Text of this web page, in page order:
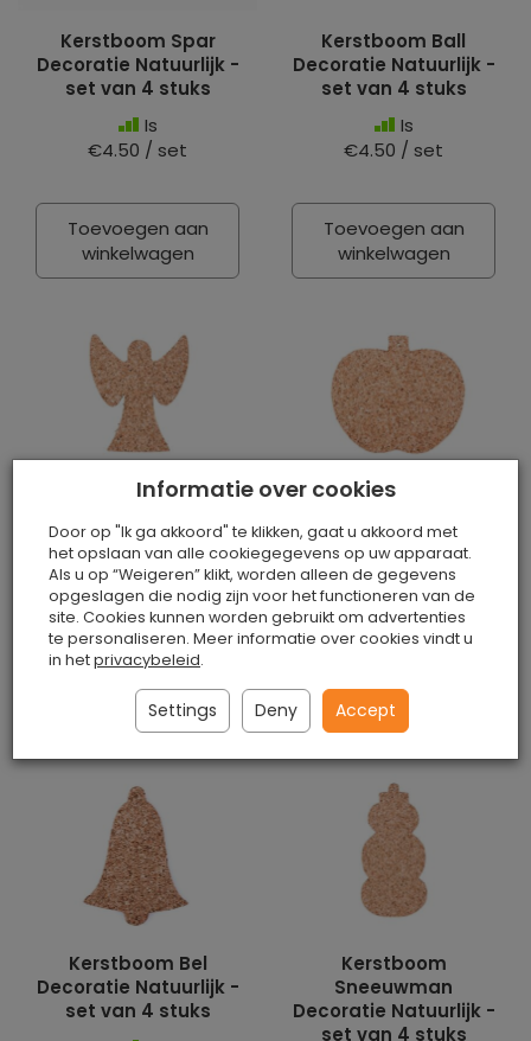
Kerstboom Spar
Decoratie Natuurlijk -
set van 4 stuks
Is
€4.50 / set
Toevoegen aan
winkelwagen
Kerstboom Ball
Decoratie Natuurlijk -
set van 4 stuks
Is
€4.50 / set
Toevoegen aan
winkelwagen
Kerstboom Engel
Decoratie Natuurlijk -
set van 4 stuks
Is
€4.50 / set
Toevoegen aan
winkelwagen
Kerstboom Appel
Decoratie Natuurlijk -
set van 4 stuks
Is
€4.50 / set
Toevoegen aan
winkelwagen
Kerstboom Bel
Decoratie Natuurlijk -
set van 4 stuks
Kerstboom
Sneeuwman
Decoratie Natuurlijk -
set van 4 stuks
Informatie over cookies
Door op "Ik ga akkoord" te klikken, gaat u akkoord met
het opslaan van alle cookiegegevens op uw apparaat.
Als u op “Weigeren” klikt, worden alleen de gegevens
opgeslagen die nodig zijn voor het functioneren van de
site. Cookies kunnen worden gebruikt om advertenties
te personaliseren. Meer informatie over cookies vindt u
in hetprivacybeleid.
Settings Deny Accept